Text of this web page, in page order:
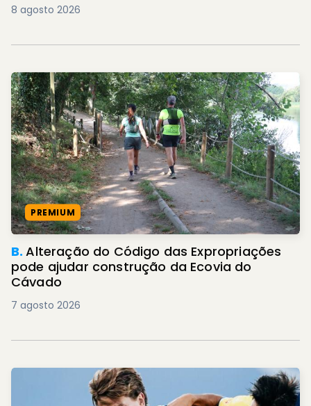
8 agosto 2026
PREMIUM
B.Alteração do Código das Expropriações
pode ajudar construção da Ecovia do
Cávado
7 agosto 2026